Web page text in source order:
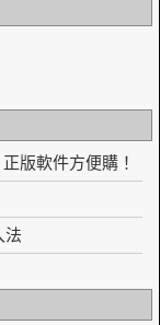
版軟件方便購！
法